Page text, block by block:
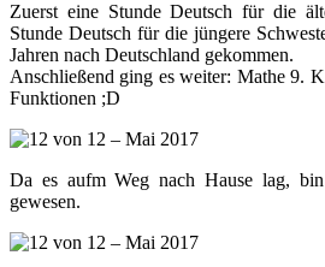
Zuerst eine Stunde Deutsch für die
Stunde Deutsch für die jüngere
Jahren nach Deutschland gekommen.
Anschließend ging es weiter: Mathe 9.
Funktionen ;D
Da es aufm Weg nach Hause lag,
gewesen.